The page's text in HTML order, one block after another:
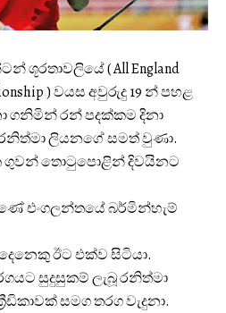
ශූරතාවලියේ ( All England
) වයස අවුරුදු 19 න් පහළ
ගනිමින් රන් පදක්කම දිනා
රනිත්මා ලියනගේ සමත් වුණා.
ගුවන් තොටුපොළින් දිවයිනට
එංගලන්තයේ බර්මින්හැම්
දෙනෙකු ඊට එක්ව සිටියා.
සුදුසුකම් ලැබූ රනිත්මා
සමග තරග වැදුනා.